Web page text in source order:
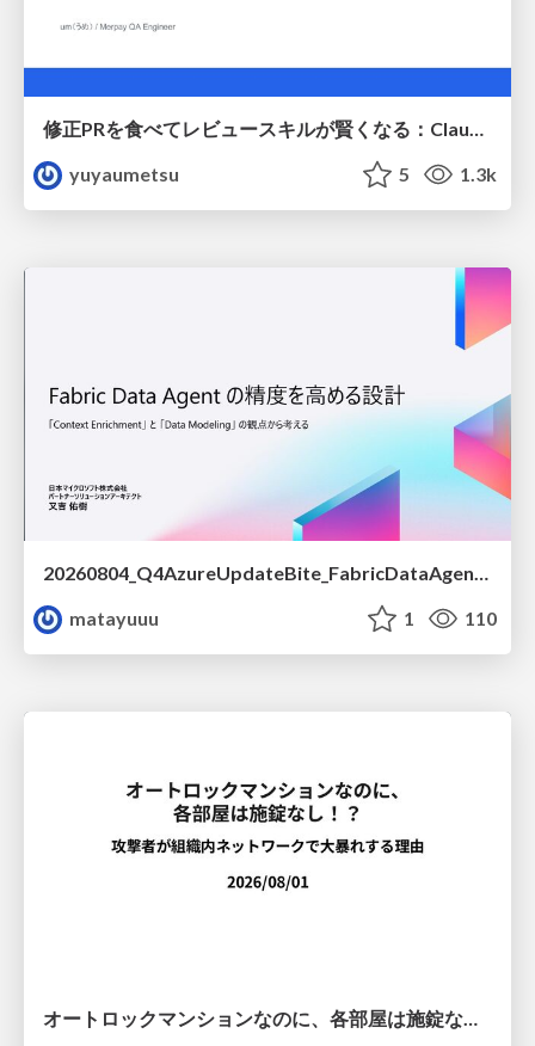
yuyaumetsu
5 1.3k
20260804_Q4AzureUpdateBite_FabricDataAgentの精度を高める設計.pdf
matayuuu
1 110